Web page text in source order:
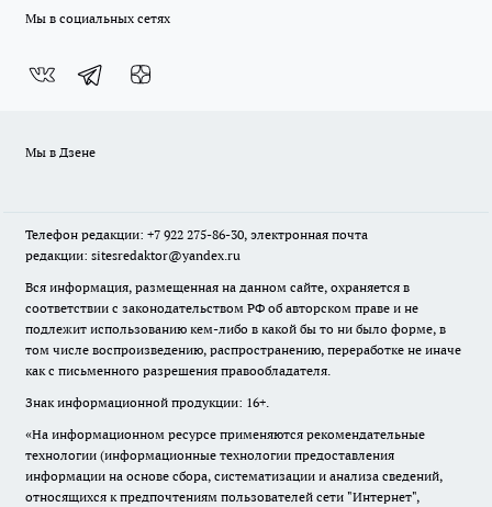
Мы в социальных сетях
Мы в Дзене
Телефон редакции: +7 922 275-86-30, электронная почта
редакции: sitesredaktor@yandex.ru
Вся информация, размещенная на данном сайте, охраняется в
соответствии с законодательством РФ об авторском праве и не
подлежит использованию кем-либо в какой бы то ни было форме, в
том числе воспроизведению, распространению, переработке не иначе
как с письменного разрешения правообладателя.
Знак информационной продукции: 16+.
«На информационном ресурсе применяются рекомендательные
технологии (информационные технологии предоставления
информации на основе сбора, систематизации и анализа сведений,
относящихся к предпочтениям пользователей сети "Интернет",